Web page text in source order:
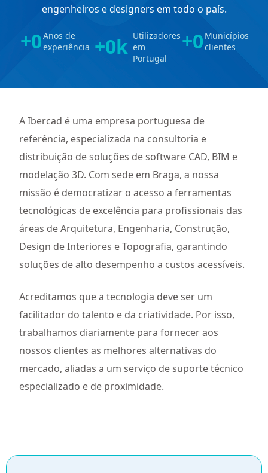
engenheiros e designers em todo o país.
Anos de
experiência
+0
Utilizadores
em
Portugal
+0k
Municípios
clientes
+0
A Ibercad é uma empresa portuguesa de
referência, especializada na consultoria e
distribuição de soluções de software CAD, BIM e
modelação 3D. Com sede em Braga, a nossa
missão é democratizar o acesso a ferramentas
tecnológicas de excelência para profissionais das
áreas de Arquitetura, Engenharia, Construção,
Design de Interiores e Topografia, garantindo
soluções de alto desempenho a custos acessíveis.
Acreditamos que a tecnologia deve ser um
facilitador do talento e da criatividade. Por isso,
trabalhamos diariamente para fornecer aos
nossos clientes as melhores alternativas do
mercado, aliadas a um serviço de suporte técnico
especializado e de proximidade.